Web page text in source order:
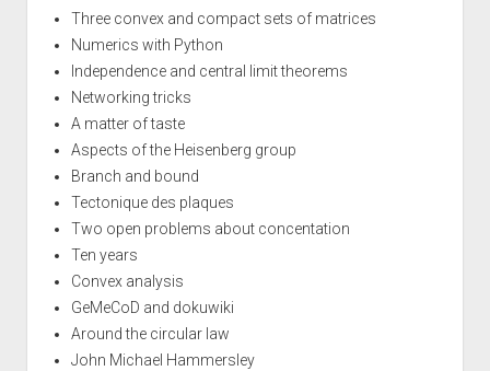
Three convex and compact sets of matrices
Numerics with Python
Independence and central limit theorems
Networking tricks
A matter of taste
Aspects of the Heisenberg group
Branch and bound
Tectonique des plaques
Two open problems about concentation
Ten years
Convex analysis
GeMeCoD and dokuwiki
Around the circular law
John Michael Hammersley